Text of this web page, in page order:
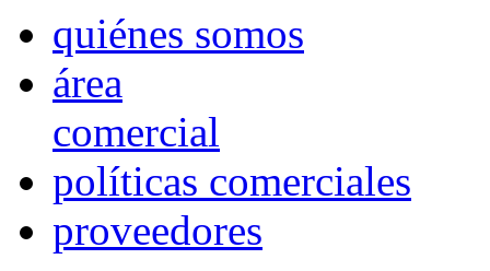
quiénes somos
área
comercial
políticas comerciales
proveedores